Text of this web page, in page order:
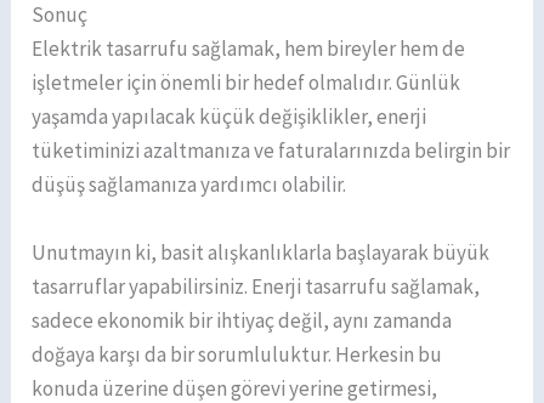
Sonuç
Elektrik tasarrufu sağlamak, hem bireyler hem de
işletmeler için önemli bir hedef olmalıdır. Günlük
yaşamda yapılacak küçük değişiklikler, enerji
tüketiminizi azaltmanıza ve faturalarınızda belirgin bir
düşüş sağlamanıza yardımcı olabilir.
Unutmayın ki, basit alışkanlıklarla başlayarak büyük
tasarruflar yapabilirsiniz. Enerji tasarrufu sağlamak,
sadece ekonomik bir ihtiyaç değil, aynı zamanda
doğaya karşı da bir sorumluluktur. Herkesin bu
konuda üzerine düşen görevi yerine getirmesi,